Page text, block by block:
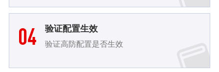
游戏安全防护解决方案
游、页游全游戏类型，全协议支持，支持专线定制回
验证配置生效
验证高防配置是否生效
04